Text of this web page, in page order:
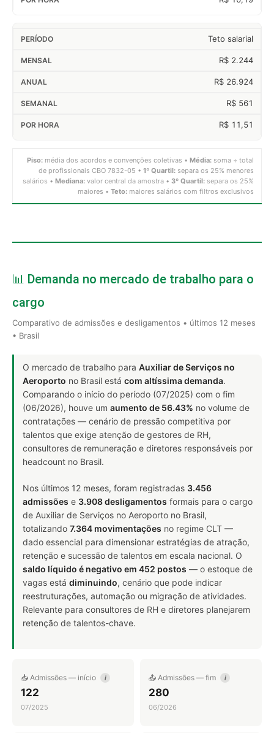
Teto salarial
R$ 2.244
R$ 26.924
R$ 561
R$ 11,51
Piso: média dos acordos e convenções coletivas • Média: soma ÷ total
de profissionais CBO 7832-05 • 1º Quartil: separa os 25% menores
salários • Mediana: valor central da amostra • 3º Quartil: separa os 25%
maiores • Teto: maiores salários com filtros exclusivos
📊 Demanda no mercado de trabalho para o
cargo
Comparativo de admissões e desligamentos • últimos 12 meses
• Brasil
O mercado de trabalho para Auxiliar de Serviços no
Aeroporto no Brasil está com altíssima demanda.
Comparando o início do período (07/2025) com o fim
(06/2026), houve um aumento de 56.43% no volume de
contratações — cenário de pressão competitiva por
talentos que exige atenção de gestores de RH,
consultores de remuneração e diretores responsáveis por
headcount no Brasil.
Nos últimos 12 meses, foram registradas 3.456
admissões e 3.908 desligamentos formais para o cargo
de Auxiliar de Serviços no Aeroporto no Brasil,
totalizando 7.364 movimentações no regime CLT —
dado essencial para dimensionar estratégias de atração,
retenção e sucessão de talentos em escala nacional. O
saldo líquido é negativo em 452 postos — o estoque de
vagas está diminuindo, cenário que pode indicar
reestruturações, automação ou migração de atividades.
Relevante para consultores de RH e diretores planejarem
retenção de talentos-chave.
📥 Admissões — início i
122
07/2025
📤 Admissões — fim i
280
06/2026